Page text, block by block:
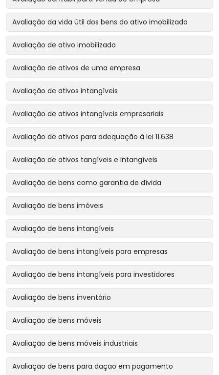
Avaliação da vida útil dos bens do ativo imobilizado
Avaliação de ativo imobilizado
Avaliação de ativos de uma empresa
Avaliação de ativos intangíveis
Avaliação de ativos intangíveis empresariais
Avaliação de ativos para adequação à lei 11.638
Avaliação de ativos tangíveis e intangíveis
Avaliação de bens como garantia de dívida
Avaliação de bens imóveis
Avaliação de bens intangíveis
Avaliação de bens intangíveis para empresas
Avaliação de bens intangíveis para investidores
Avaliação de bens inventário
Avaliação de bens móveis
Avaliação de bens móveis industriais
Avaliação de bens para dação em pagamento